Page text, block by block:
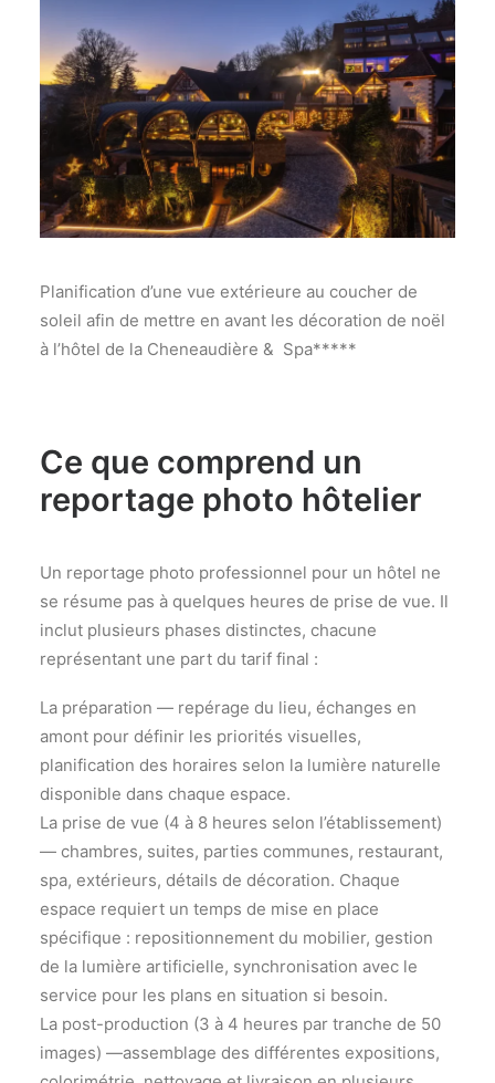
Planification d’une vue extérieure au coucher de
soleil afin de mettre en avant les décoration de noël
à l’hôtel de la Cheneaudière & Spa*****
Ce que comprend un
reportage photo hôtelier
Un reportage photo professionnel pour un hôtel ne
se résume pas à quelques heures de prise de vue. Il
inclut plusieurs phases distinctes, chacune
représentant une part du tarif final :
La préparation — repérage du lieu, échanges en
amont pour définir les priorités visuelles,
planification des horaires selon la lumière naturelle
disponible dans chaque espace.
La prise de vue (4 à 8 heures selon l’établissement)
— chambres, suites, parties communes, restaurant,
spa, extérieurs, détails de décoration. Chaque
espace requiert un temps de mise en place
spécifique : repositionnement du mobilier, gestion
de la lumière artificielle, synchronisation avec le
service pour les plans en situation si besoin.
La post-production (3 à 4 heures par tranche de 50
images) —assemblage des différentes expositions,